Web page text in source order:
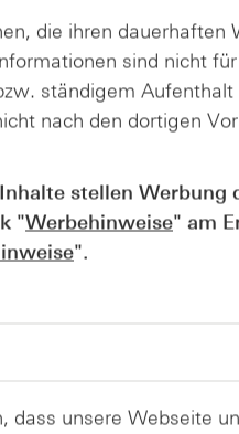
die ihren dauerhaften
sind nicht
ständigem
nach den dortigen
stellen Werbung
"Werbehinweise" am
".
dass unsere Webseite